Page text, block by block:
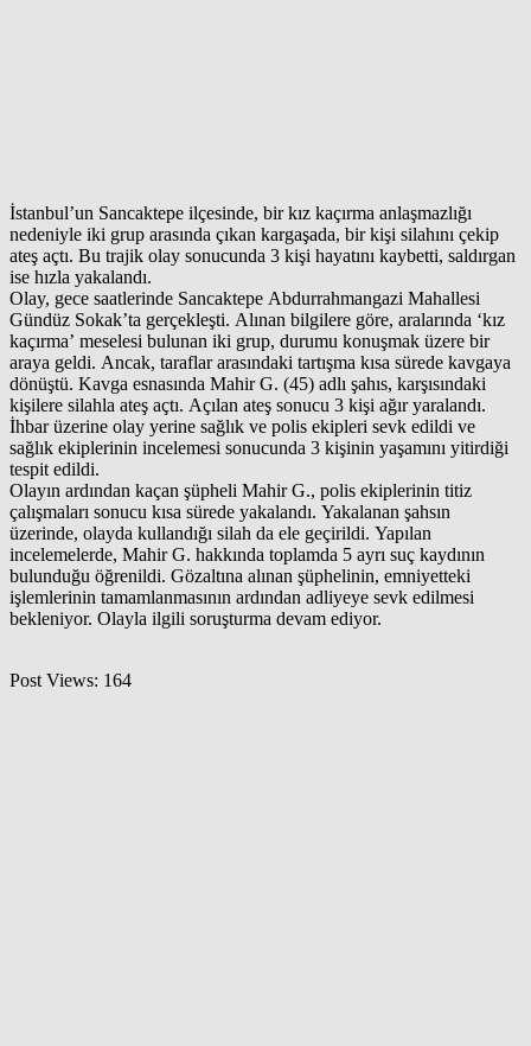
İstanbul’un Sancaktepe ilçesinde, bir kız kaçırma anlaşmazlığı
nedeniyle iki grup arasında çıkan kargaşada, bir kişi silahını çekip
ateş açtı. Bu trajik olay sonucunda 3 kişi hayatını kaybetti, saldırgan
ise hızla yakalandı.
Olay, gece saatlerinde Sancaktepe Abdurrahmangazi Mahallesi
Gündüz Sokak’ta gerçekleşti. Alınan bilgilere göre, aralarında ‘kız
kaçırma’ meselesi bulunan iki grup, durumu konuşmak üzere bir
araya geldi. Ancak, taraflar arasındaki tartışma kısa sürede kavgaya
dönüştü. Kavga esnasında Mahir G. (45) adlı şahıs, karşısındaki
kişilere silahla ateş açtı. Açılan ateş sonucu 3 kişi ağır yaralandı.
İhbar üzerine olay yerine sağlık ve polis ekipleri sevk edildi ve
sağlık ekiplerinin incelemesi sonucunda 3 kişinin yaşamını yitirdiği
tespit edildi.
Olayın ardından kaçan şüpheli Mahir G., polis ekiplerinin titiz
çalışmaları sonucu kısa sürede yakalandı. Yakalanan şahsın
üzerinde, olayda kullandığı silah da ele geçirildi. Yapılan
incelemelerde, Mahir G. hakkında toplamda 5 ayrı suç kaydının
bulunduğu öğrenildi. Gözaltına alınan şüphelinin, emniyetteki
işlemlerinin tamamlanmasının ardından adliyeye sevk edilmesi
bekleniyor. Olayla ilgili soruşturma devam ediyor.
Post Views: 164